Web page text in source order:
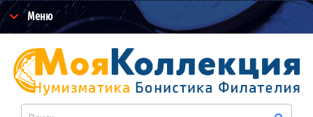
Меню